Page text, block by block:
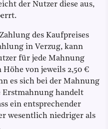
der Nutzer diese aus,
des Kaufpreises
in Verzug, kann
für jede Mahnung
von jeweils 2,50 €
es sich bei der Mahnung
Erstmahnung handelt
ein entsprechender
wesentlich niedriger als